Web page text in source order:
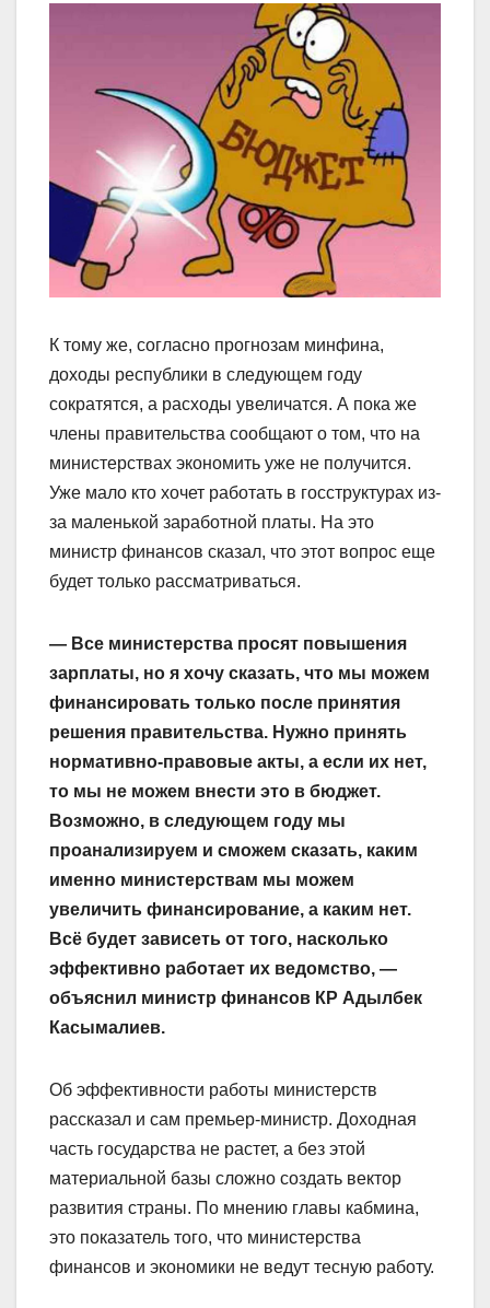
К тому же, согласно прогнозам минфина,
доходы республики в следующем году
сократятся, а расходы увеличатся. А пока же
члены правительства сообщают о том, что на
министерствах экономить уже не получится.
Уже мало кто хочет работать в госструктурах из-
за маленькой заработной платы. На это
министр финансов сказал, что этот вопрос еще
будет только рассматриваться.
— Все министерства просят повышения
зарплаты, но я хочу сказать, что мы можем
финансировать только после принятия
решения правительства. Нужно принять
нормативно-правовые акты, а если их нет,
то мы не можем внести это в бюджет.
Возможно, в следующем году мы
проанализируем и сможем сказать, каким
именно министерствам мы можем
увеличить финансирование, а каким нет.
Всё будет зависеть от того, насколько
эффективно работает их ведомство, —
объяснил министр финансов КР Адылбек
Касымалиев.
Об эффективности работы министерств
рассказал и сам премьер-министр. Доходная
часть государства не растет, а без этой
материальной базы сложно создать вектор
развития страны. По мнению главы кабмина,
это показатель того, что министерства
финансов и экономики не ведут тесную работу.